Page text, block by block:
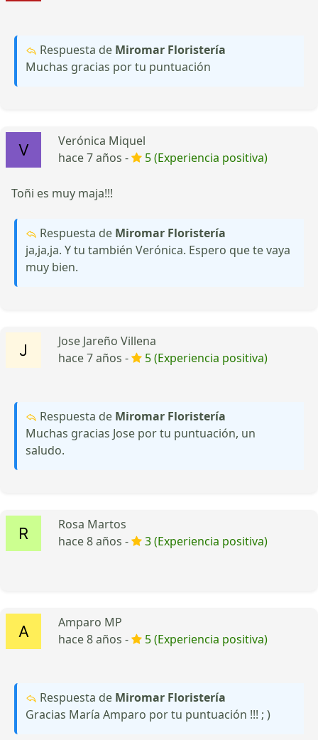
Respuesta de Miromar Floristería
Muchas gracias por tu puntuación
Verónica Miquel
hace 7 años -
5 (Experiencia positiva)
Toñi es muy maja!!!
Respuesta de Miromar Floristería
ja,ja,ja. Y tu también Verónica. Espero que te vaya
muy bien.
Jose Jareño Villena
hace 7 años -
5 (Experiencia positiva)
Respuesta de Miromar Floristería
Muchas gracias Jose por tu puntuación, un
saludo.
Rosa Martos
hace 8 años -
3 (Experiencia positiva)
Amparo MP
hace 8 años -
5 (Experiencia positiva)
Respuesta de Miromar Floristería
Gracias María Amparo por tu puntuación !!! ; )